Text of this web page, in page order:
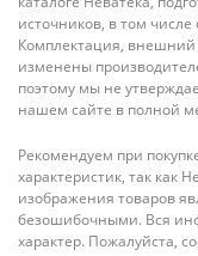
источников, в том
Комплектация, внешний
изменены
поэтому мы не
нашем сайте в полной
Рекомендуем при
характеристик, так как
изображения товаров
безошибочными. Вся
характер. Пожалуйста,